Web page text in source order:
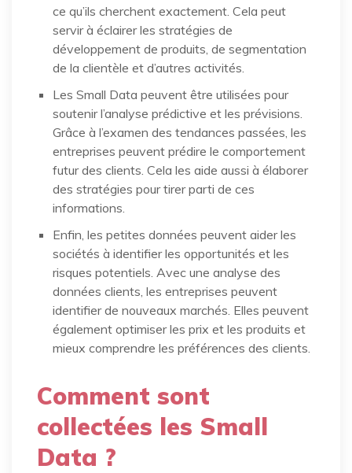
ce qu’ils cherchent exactement. Cela peut
servir à éclairer les stratégies de
développement de produits, de segmentation
de la clientèle et d’autres activités.
Les Small Data peuvent être utilisées pour
soutenir l’analyse prédictive et les prévisions.
Grâce à l’examen des tendances passées, les
entreprises peuvent prédire le comportement
futur des clients. Cela les aide aussi à élaborer
des stratégies pour tirer parti de ces
informations.
Enfin, les petites données peuvent aider les
sociétés à identifier les opportunités et les
risques potentiels. Avec une analyse des
données clients, les entreprises peuvent
identifier de nouveaux marchés. Elles peuvent
également optimiser les prix et les produits et
mieux comprendre les préférences des clients.
Comment sont
collectées les Small
Data ?